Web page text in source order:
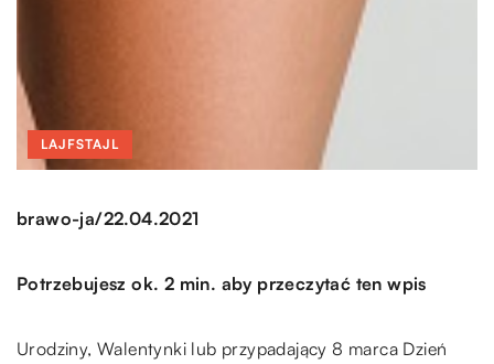
LAJFSTAJL
brawo-ja/22.04.2021
Potrzebujesz ok. 2 min. aby przeczytać ten wpis
Urodziny, Walentynki lub przypadający 8 marca Dzień